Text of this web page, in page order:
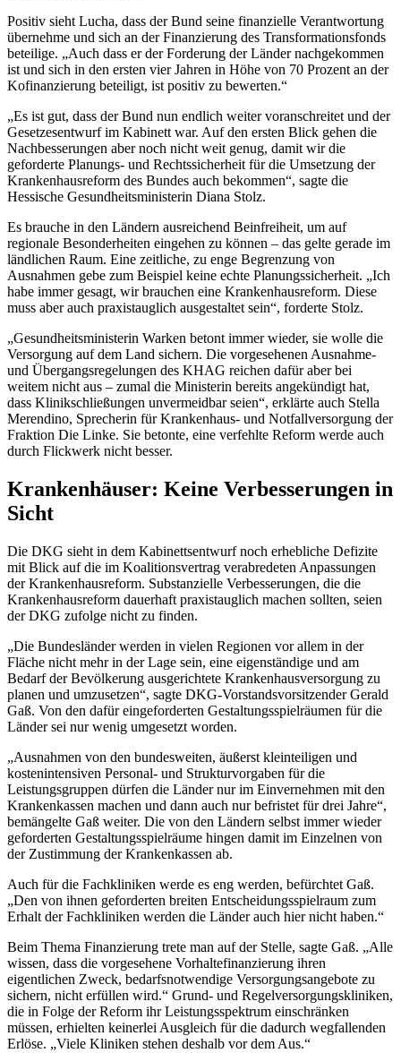
Positiv sieht Lucha, dass der Bund seine finanzielle Verantwortung
übernehme und sich an der Finanzierung des Transformationsfonds
beteilige. „Auch dass er der Forderung der Länder nachgekommen
ist und sich in den ersten vier Jahren in Höhe von 70 Prozent an der
Kofinanzierung beteiligt, ist positiv zu bewerten.“
„Es ist gut, dass der Bund nun endlich weiter voranschreitet und der
Gesetzesentwurf im Kabinett war. Auf den ersten Blick gehen die
Nachbesserungen aber noch nicht weit genug, damit wir die
geforderte Planungs- und Rechtssicherheit für die Umsetzung der
Krankenhausreform des Bundes auch bekommen“, sagte die
Hessische Gesundheitsministerin Diana Stolz.
Es brauche in den Ländern ausreichend Beinfreiheit, um auf
regionale Besonderheiten eingehen zu können – das gelte gerade im
ländlichen Raum. Eine zeitliche, zu enge Begrenzung von
Ausnahmen gebe zum Beispiel keine echte Planungssicherheit. „Ich
habe immer gesagt, wir brauchen eine Krankenhausreform. Diese
muss aber auch praxistauglich ausgestaltet sein“, forderte Stolz.
„Gesundheitsministerin Warken betont immer wieder, sie wolle die
Versorgung auf dem Land sichern. Die vorgesehenen Ausnahme-
und Übergangsregelungen des KHAG reichen dafür aber bei
weitem nicht aus – zumal die Ministerin bereits angekündigt hat,
dass Klinikschließungen unvermeidbar seien“, erklärte auch Stella
Merendino, Sprecherin für Krankenhaus- und Notfallversorgung der
Fraktion Die Linke. Sie betonte, eine verfehlte Reform werde auch
durch Flickwerk nicht besser.
Krankenhäuser: Keine Verbesserungen in
Sicht
Die DKG sieht in dem Kabinettsentwurf noch erhebliche Defizite
mit Blick auf die im Koalitionsvertrag verabredeten Anpassungen
der Krankenhausreform. Substanzielle Verbesserungen, die die
Krankenhausreform dauerhaft praxistauglich machen sollten, seien
der DKG zufolge nicht zu finden.
„Die Bundesländer werden in vielen Regionen vor allem in der
Fläche nicht mehr in der Lage sein, eine eigenständige und am
Bedarf der Bevölkerung ausgerichtete Krankenhausversorgung zu
planen und umzusetzen“, sagte DKG-Vorstandsvorsitzender Gerald
Gaß. Von den dafür eingeforderten Gestaltungsspielräumen für die
Länder sei nur wenig umgesetzt worden.
„Ausnahmen von den bundesweiten, äußerst kleinteiligen und
kostenintensiven Personal- und Strukturvorgaben für die
Leistungsgruppen dürfen die Länder nur im Einvernehmen mit den
Krankenkassen machen und dann auch nur befristet für drei Jahre“,
bemängelte Gaß weiter. Die von den Ländern selbst immer wieder
geforderten Gestaltungsspielräume hingen damit im Einzelnen von
der Zustimmung der Krankenkassen ab.
Auch für die Fachkliniken werde es eng werden, befürchtet Gaß.
„Den von ihnen geforderten breiten Entscheidungsspielraum zum
Erhalt der Fachkliniken werden die Länder auch hier nicht haben.“
Beim Thema Finanzierung trete man auf der Stelle, sagte Gaß. „Alle
wissen, dass die vorgesehene Vorhaltefinanzierung ihren
eigentlichen Zweck, bedarfsnotwendige Versorgungsangebote zu
sichern, nicht erfüllen wird.“ Grund- und Regelversorgungskliniken,
die in Folge der Reform ihr Leistungsspektrum einschränken
müssen, erhielten keinerlei Ausgleich für die dadurch wegfallenden
Erlöse. „Viele Kliniken stehen deshalb vor dem Aus.“